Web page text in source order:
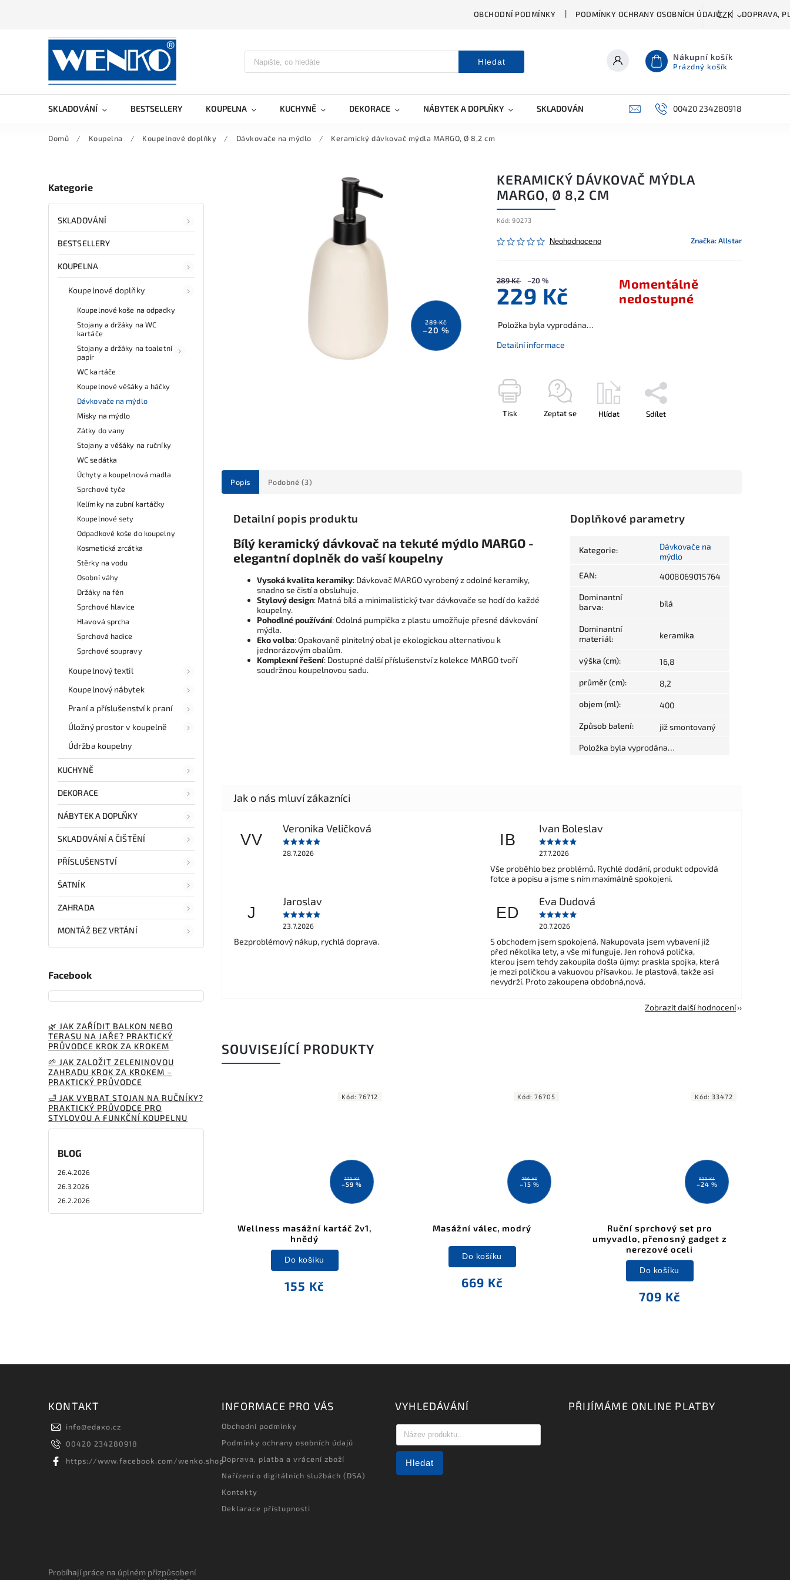
OBCHODNÍ PODMÍNKY PODMÍNKY OCHRANY OSOBNÍCH ÚDAJŮ DOPRAVA,
CZK
Hledat Nákupní košík
Prázdný košík
SKLADOVÁNÍ BESTSELLERY KOUPELNA KUCHYNĚ DEKORACE NÁBYTEK A DOPLŇKY SKLADOVÁNÍ A ČIŠTĚNÍ PŘÍSLUŠENSTVÍ
00420 234280918
Domů / Koupelna / Koupelnové doplňky / Dávkovače na mýdlo / Keramický dávkovač mýdla MARGO, Ø 8,2 cm
Kategorie
SKLADOVÁNÍ
BESTSELLERY
KOUPELNA
Koupelnové doplňky
Koupelnové koše na odpadky
Stojany a držáky na WC
kartáče
Stojany a držáky na toaletní
papír
WC kartáče
Koupelnové věšáky a háčky
Dávkovače na mýdlo
Misky na mýdlo
Zátky do vany
Stojany a věšáky na ručníky
WC sedátka
Úchyty a koupelnová madla
Sprchové tyče
Kelímky na zubní kartáčky
Koupelnové sety
Odpadkové koše do koupelny
Kosmetická zrcátka
Stěrky na vodu
Osobní váhy
Držáky na fén
Sprchové hlavice
Hlavová sprcha
Sprchová hadice
Sprchové soupravy
Koupelnový textil
Koupelnový nábytek
Praní a příslušenství k praní
Úložný prostor v koupelně
Údržba koupelny
KUCHYNĚ
DEKORACE
NÁBYTEK A DOPLŇKY
SKLADOVÁNÍ A ČIŠTĚNÍ
PŘÍSLUŠENSTVÍ
ŠATNÍK
ZAHRADA
MONTÁŽ BEZ VRTÁNÍ
Facebook
🌿 JAK ZAŘÍDIT BALKON NEBO
TERASU NA JAŘE? PRAKTICKÝ
PRŮVODCE KROK ZA KROKEM
🌱 JAK ZALOŽIT ZELENINOVOU
ZAHRADU KROK ZA KROKEM –
PRAKTICKÝ PRŮVODCE
🛁 JAK VYBRAT STOJAN NA RUČNÍKY?
PRAKTICKÝ PRŮVODCE PRO
STYLOVOU A FUNKČNÍ KOUPELNU
BLOG
26.4.2026
26.3.2026
26.2.2026
289 Kč
–20 %
KERAMICKÝ DÁVKOVAČ MÝDLA
MARGO, Ø 8,2 CM
Kód: 90273
Neohodnoceno Značka:Allstar
289 Kč –20 %
229 Kč
Momentálně
nedostupné
Položka byla vyprodána…
Detailní informace
Tisk Zeptat se Hlídat Sdílet
Popis Podobné (3)
Detailní popis produktu
Bílý keramický dávkovač na tekuté mýdlo MARGO -
elegantní doplněk do vaší koupelny
Vysoká kvalita keramiky: Dávkovač MARGO vyrobený z odolné keramiky,
snadno se čistí a obsluhuje.
Stylový design: Matná bílá a minimalistický tvar dávkovače se hodí do každé
koupelny.
Pohodlné používání: Odolná pumpička z plastu umožňuje přesné dávkování
mýdla.
Eko volba: Opakovaně plnitelný obal je ekologickou alternativou k
jednorázovým obalům.
Komplexní řešení: Dostupné další příslušenství z kolekce MARGO tvoří
soudržnou koupelnovou sadu.
Doplňkové parametry
Kategorie:
Dávkovače na
mýdlo
EAN: 4008069015764
Dominantní
barva: bílá
Dominantní
materiál: keramika
výška (cm): 16,8
průměr (cm): 8,2
objem (ml): 400
Způsob balení: již smontovaný
Položka byla vyprodána…
VV
Veronika Veličková
28.7.2026
IB
Ivan Boleslav
27.7.2026
Vše proběhlo bez problémů. Rychlé dodání, produkt odpovídá
fotce a popisu a jsme s ním maximálně spokojeni.
J
Jaroslav
23.7.2026
Bezproblémový nákup, rychlá doprava.
ED
Eva Dudová
20.7.2026
S obchodem jsem spokojená. Nakupovala jsem vybavení již
před několika lety, a vše mi funguje. Jen rohová polička,
kterou jsem tehdy zakoupila došla újmy: praskla spojka, která
je mezi poličkou a vakuovou přísavkou. Je plastová, takže asi
nevydrží. Proto zakoupena obdobná,nová.
Zobrazit další hodnocení
SOUVISEJÍCÍ PRODUKTY
379 Kč
–59 %
Wellness masážní kartáč 2v1,
hnědý
155 Kč
Do košíku
Kód: 76712
789 Kč
–15 %
Masážní válec, modrý
669 Kč
Do košíku
Kód: 76705
939 Kč
–24 %
Ruční sprchový set pro
umyvadlo, přenosný gadget z
nerezové oceli
709 Kč
Do košíku
Kód: 33472
KONTAKT
info@edaxo.cz
00420 234280918
https://www.facebook.com/wenko.shop
INFORMACE PRO VÁS
Obchodní podmínky
Podmínky ochrany osobních údajů
Doprava, platba a vrácení zboží
Nařízení o digitálních službách (DSA)
Kontakty
Deklarace přístupnosti
VYHLEDÁVÁNÍ
Hledat
PŘIJÍMÁME ONLINE PLATBY
Probíhají práce na úplném přizpůsobení